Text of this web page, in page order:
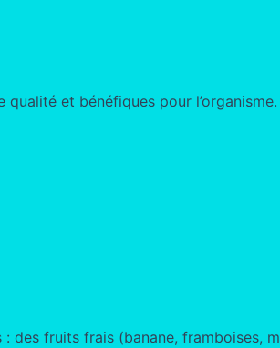
et bénéfiques pour
des fruits frais (banane, framboises,